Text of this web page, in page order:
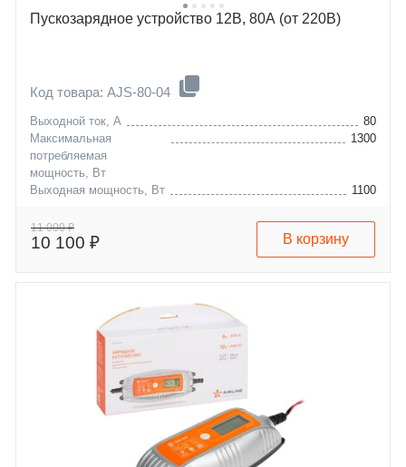
Пускозарядное устройство 12В, 80А (от 220В)
Код товара: AJS-80-04
Выходной ток, А
80
Максимальная
потребляемая
мощность, Вт
1300
Выходная мощность, Вт
1100
11 000 ₽
10 100 ₽ В корзину